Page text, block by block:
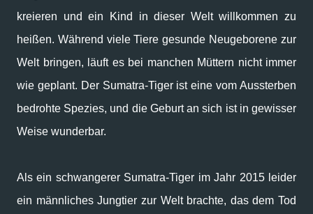
kreieren und ein Kind in dieser Welt willkommen zu
heißen. Während viele Tiere gesunde Neugeborene zur
Welt bringen, läuft es bei manchen Müttern nicht immer
wie geplant. Der Sumatra-Tiger ist eine vom Aussterben
bedrohte Spezies, und die Geburt an sich ist in gewisser
Weise wunderbar.
Als ein schwangerer Sumatra-Tiger im Jahr 2015 leider
ein männliches Jungtier zur Welt brachte, das dem Tod